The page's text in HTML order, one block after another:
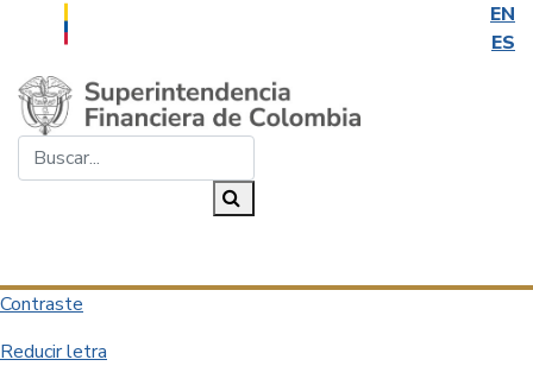
EN
ES
Saltar al contenido principal
Contraste
Reducir letra